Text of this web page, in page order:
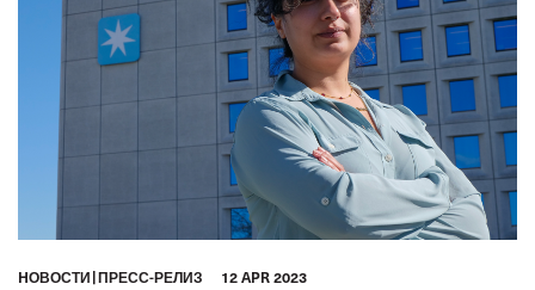
HОВОСТИ ПРЕСС-РЕЛИЗ 12 APR 2023